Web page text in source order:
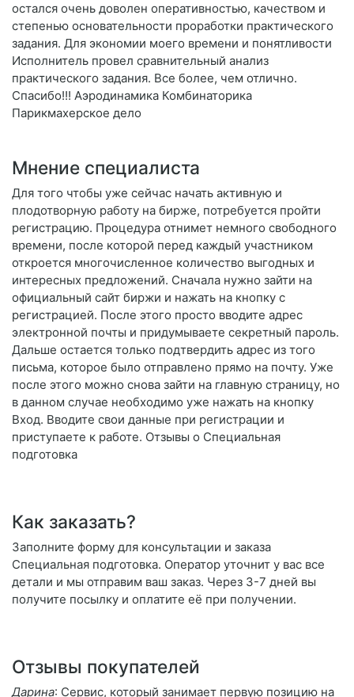
остался очень доволен оперативностью, качеством и
степенью основательности проработки практического
задания. Для экономии моего времени и понятливости
Исполнитель провел сравнительный анализ
практического задания. Все более, чем отлично.
Спасибо!!! Аэродинамика Комбинаторика
Парикмахерское дело
Мнение специалиста
Для того чтобы уже сейчас начать активную и
плодотворную работу на бирже, потребуется пройти
регистрацию. Процедура отнимет немного свободного
времени, после которой перед каждый участником
откроется многочисленное количество выгодных и
интересных предложений. Сначала нужно зайти на
официальный сайт биржи и нажать на кнопку с
регистрацией. После этого просто вводите адрес
электронной почты и придумываете секретный пароль.
Дальше остается только подтвердить адрес из того
письма, которое было отправлено прямо на почту. Уже
после этого можно снова зайти на главную страницу, но
в данном случае необходимо уже нажать на кнопку
Вход. Вводите свои данные при регистрации и
приступаете к работе. Отзывы о Специальная
подготовка
Как заказать?
Заполните форму для консультации и заказа
Специальная подготовка. Оператор уточнит у вас все
детали и мы отправим ваш заказ. Через 3-7 дней вы
получите посылку и оплатите её при получении.
Отзывы покупателей
Дарина: Сервис, который занимает первую позицию на